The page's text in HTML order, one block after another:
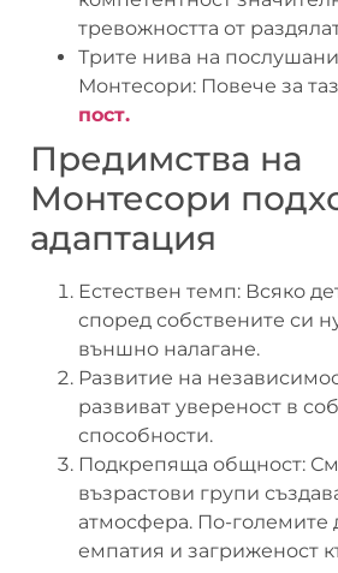
тревожността от
Трите нива на
Монтесори: Повече за
пост.
Предимства на
Монтесори
адаптация
Естествен темп: Всяко
според собствените си
външно налагане.
Развитие на
развиват увереност в
способности.
Подкрепяща общност:
възрастови групи
атмосфера. По-големите
емпатия и загриженост